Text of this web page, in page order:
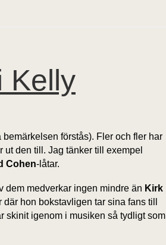
Kelly
förstås). Fler och fler har
den till. Jag tänker till exempel
Cohen-låtar.
dem medverkar ingen mindre än Kirk
hon bokstavligen tar sina fans till
skinit igenom i musiken så tydligt som